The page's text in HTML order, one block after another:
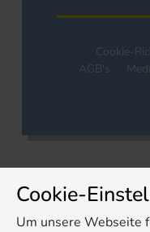
Cookie-
AGB's
Cookie-
Um unsere Webseite